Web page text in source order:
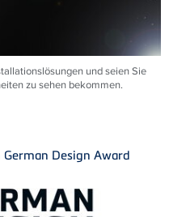
und seien Sie
zu sehen bekommen.
Design Award